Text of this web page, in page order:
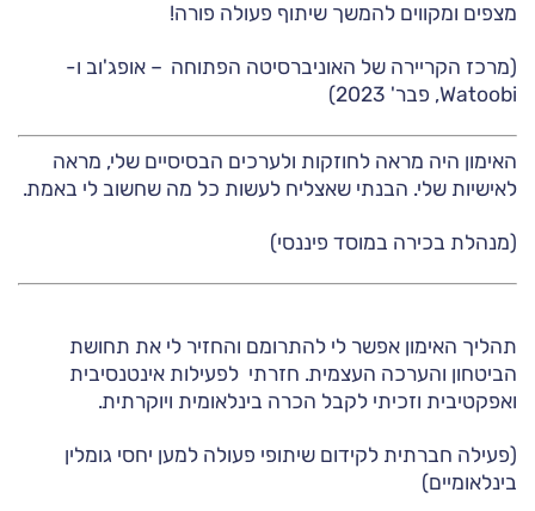
מצפים ומקווים להמשך שיתוף פעולה פורה!
(מרכז הקריירה של האוניברסיטה הפתוחה – אופג'וב ו-
Watoobi, פבר' 2023)
האימון היה מראה לחוזקות ולערכים הבסיסיים שלי, מראה
לאישיות שלי. הבנתי שאצליח לעשות כל מה שחשוב לי באמת.
(מנהלת בכירה במוסד פיננסי)
תהליך האימון אפשר לי להתרומם והחזיר לי את תחושת
הביטחון והערכה העצמית. חזרתי לפעילות אינטנסיבית
ואפקטיבית וזכיתי לקבל הכרה בינלאומית ויוקרתית.
(פעילה חברתית לקידום שיתופי פעולה למען יחסי גומלין
בינלאומיים)